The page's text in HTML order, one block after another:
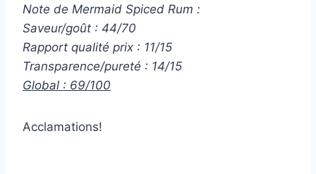
Note de Mermaid Spiced Rum :
Saveur/goût : 44/70
Rapport qualité prix : 11/15
Transparence/pureté : 14/15
Global : 69/100
Acclamations!